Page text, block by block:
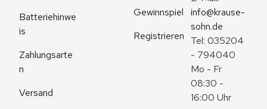
Batteriehinwe
is
Zahlungsarte
n
Versand
Gewinnspiel
Registrieren
info@krause-
sohn.de
Tel: 035204
- 794040
Mo - Fr
08:30 -
16:00 Uhr